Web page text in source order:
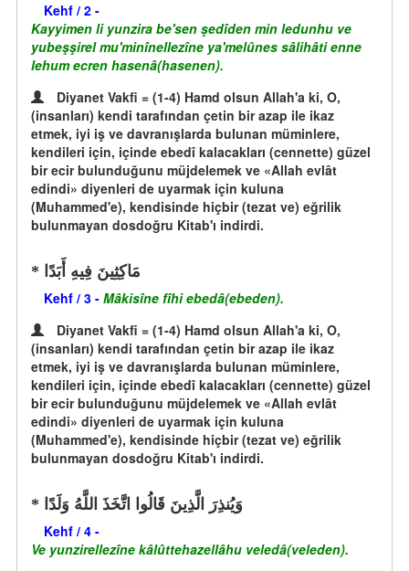
Kehf / 2 -
Kayyimen li yunzira be'sen şedîden min ledunhu ve
yubeşşirel mu'minînellezîne ya'melûnes sâlihâti enne
lehum ecren hasenâ(hasenen).
Diyanet Vakfi = (1-4) Hamd olsun Allah'a ki, O,
(insanları) kendi tarafından çetin bir azap ile ikaz
etmek, iyi iş ve davranışlarda bulunan müminlere,
kendileri için, içinde ebedî kalacakları (cennette) güzel
bir ecir bulunduğunu müjdelemek ve «Allah evlât
edindi» diyenleri de uyarmak için kuluna
(Muhammed'e), kendisinde hiçbir (tezat ve) eğrilik
bulunmayan dosdoğru Kitab'ı indirdi.
مَاكِثِينَ فِيهِ أَبَدًا
Kehf / 3 - Mâkisîne fîhi ebedâ(ebeden).
Diyanet Vakfi = (1-4) Hamd olsun Allah'a ki, O,
(insanları) kendi tarafından çetin bir azap ile ikaz
etmek, iyi iş ve davranışlarda bulunan müminlere,
kendileri için, içinde ebedî kalacakları (cennette) güzel
bir ecir bulunduğunu müjdelemek ve «Allah evlât
edindi» diyenleri de uyarmak için kuluna
(Muhammed'e), kendisinde hiçbir (tezat ve) eğrilik
bulunmayan dosdoğru Kitab'ı indirdi.
وَيُنذِرَ الَّذِينَ قَالُوا اتَّخَذَ اللَّهُ وَلَدًا
Kehf / 4 -
Ve yunzirellezîne kâlûttehazellâhu veledâ(veleden).